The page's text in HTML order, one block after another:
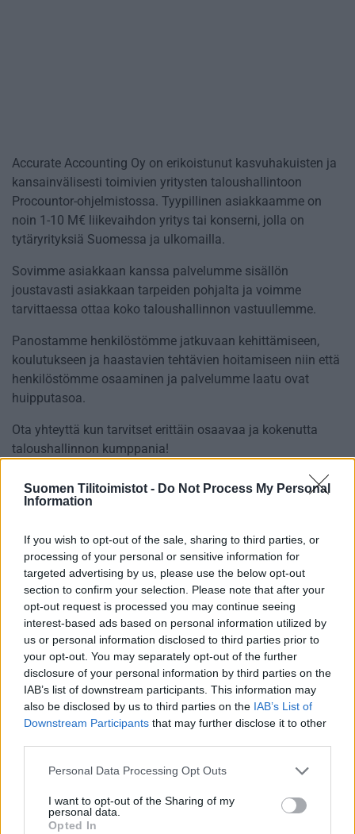
Suomen Tilitoimistot - Do Not Process My Personal
Information
If you wish to opt-out of the sale, sharing to third parties, or
processing of your personal or sensitive information for
targeted advertising by us, please use the below opt-out
section to confirm your selection. Please note that after your
opt-out request is processed you may continue seeing
interest-based ads based on personal information utilized by
us or personal information disclosed to third parties prior to
your opt-out. You may separately opt-out of the further
disclosure of your personal information by third parties on the
IAB’s list of downstream participants. This information may
also be disclosed by us to third parties on the IAB’s List of
Downstream Participants that may further disclose it to other
Please note that this website/app uses one or more Google
not limited to your visit or usage behaviour. You may click to
grant or deny consent to Google and its third-party tags to
Personal Data Processing Opt Outs
I want to opt-out of the Sharing of my
personal data.
Opted In
Accurate Accounting Oy on erikoistunut kasvuhakuisten ja
kansainvälisesti toimivien yritysten taloushallintoon
Procountor-ohjelmistossa. Tyypillinen asiakkaamme on
noin 1-10 M€ liikevaihdon yritys tai konserni, jolla on
tytäryrityksiä Suomessa ja ulkomailla.
Sovimme asiakkaan kanssa palvelumme sisällön
joustavasti asiakkaan tarpeiden pohjalta ja voimme
tarvittaessa ottaa koko taloushallinnon vastuullemme.
Panostamme henkilöstömme jatkuvaan kehittämiseen,
koulutukseen ja haastavien tehtävien hoitamiseen niin että
henkilöstömme osaaminen ja palvelumme laatu ovat
huipputasoa.
Ota yhteyttä kun tarvitset erittäin osaavaa ja kokenutta
taloushallinnon kumppania!
Lisätietoja: www.accurateaccounting.fi
Tilitoimiston erityisosaaminen
Palvelukielet
Suomi
Englanti
Ruotsi
Yhtiökoko
Suuret
Keskikokoiset
Pienet
Yhtiömuodot